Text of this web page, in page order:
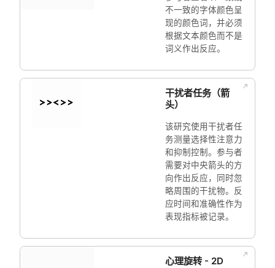
不一致的字体颜色呈
现的颜色词，并必须
根据文本颜色而不是
词义作出反应。
干扰者任务（箭
头）
该研究使用干扰者任
务测量选择性注意力
和抑制控制。参与者
需要对中央箭头的方
向作出反应，同时忽
略周围的干扰物。反
应时间和准确性作为
表现指标被记录。
心理旋转 - 2D